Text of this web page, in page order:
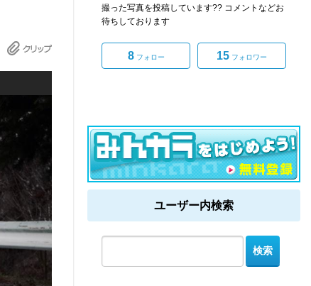
撮った写真を投稿しています?? コメントなどお
待ちしております
8フォロー 15 フォロワー
ユーザー内検索